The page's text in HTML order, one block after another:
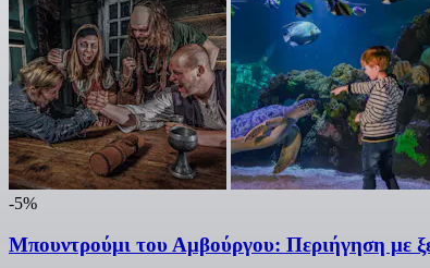
-5%
Μπουντρούμι του Αμβούργου: Περιήγηση